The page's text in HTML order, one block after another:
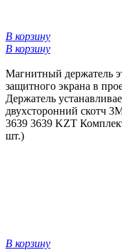
В корзину
В корзину
Магнитный держатель
защитного экрана в
Держатель
двухсторонний скотч
3639 3639 KZT
шт.)
В корзину